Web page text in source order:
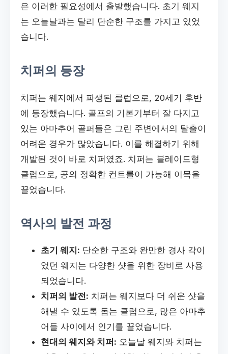
은 이러한 필요성에서 출발했습니다. 초기 웨지
는 오늘날과는 달리 단순한 구조를 가지고 있었
습니다.
치퍼의 등장
치퍼는 웨지에서 파생된 클럽으로, 20세기 후반
에 등장했습니다. 골프의 기본기부터 잘 다지고
있는 아마추어 골퍼들은 그린 주변에서의 탈출이
어려운 경우가 많았습니다. 이를 해결하기 위해
개발된 것이 바로 치퍼였죠. 치퍼는 블레이드형
클럽으로, 공의 정확한 컨트롤이 가능해 이목을
끌었습니다.
역사의 발전 과정
초기 웨지: 단순한 구조와 완만한 경사 각이
었던 웨지는 다양한 샷을 위한 장비로 사용
되었습니다.
치퍼의 발전: 치퍼는 웨지보다 더 쉬운 샷을
해낼 수 있도록 돕는 클럽으로, 많은 아마추
어들 사이에서 인기를 끌었습니다.
현대의 웨지와 치퍼: 오늘날 웨지와 치퍼는